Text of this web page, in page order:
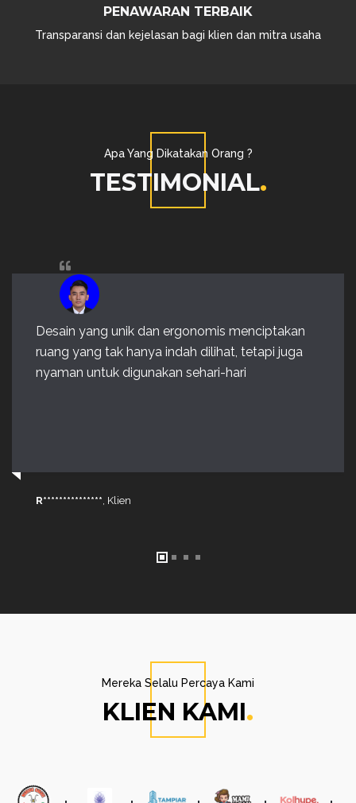
PENAWARAN TERBAIK
Transparansi dan kejelasan bagi klien dan mitra usaha
Apa Yang Dikatakan Orang ?
TESTIMONIAL
Desain yang unik dan ergonomis menciptakan
ruang yang tak hanya indah dilihat, tetapi juga
nyaman untuk digunakan sehari-hari
R***************, Klien
Mereka Selalu Percaya Kami
KLIEN KAMI